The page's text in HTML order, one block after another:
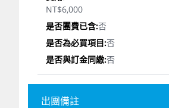
NT$6,000
否
否
否
出團備註